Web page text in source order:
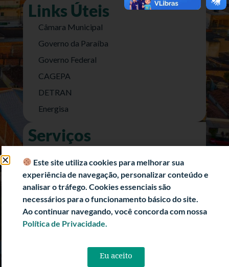
Links Úteis
Câmara Municipal
Governo da Paraíba
Governo Federal
CAGEPA
DETRAN
Energisa
Serviços
e-SIC (Acesso a Informação)
Transparência Fiscal
História
Informações Turísticas
Este site utiliza cookies para melhorar sua
experiência de navegação, personalizar conteúdo e
analisar o tráfego. Cookies essenciais são
necessários para o funcionamento básico do site.
Ao continuar navegando, você concorda com nossa
Política de Privacidade.
Eu aceito